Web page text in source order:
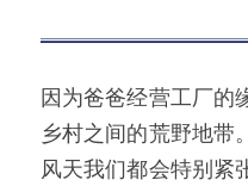
因为爸爸经营工厂的
乡村之间的荒野地带
风天我们都会特别紧